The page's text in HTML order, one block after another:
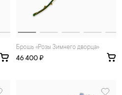
Брошь «Розы Зимнего дворца»
46 400 ₽